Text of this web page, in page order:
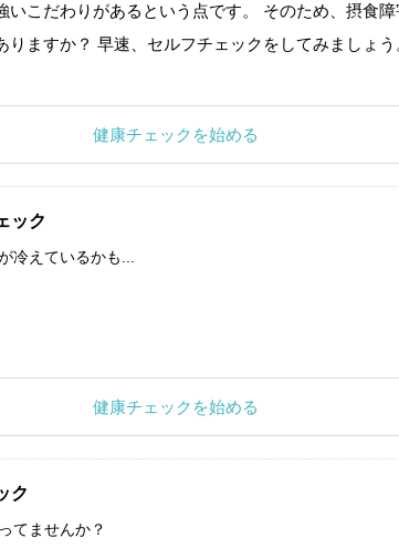
こだわりがあるという点です。 そのため、摂食
ますか？ 早速、セルフチェックをしてみましょう
健康チェックを始める
ック
冷えているかも...
健康チェックを始める
ク
てませんか？